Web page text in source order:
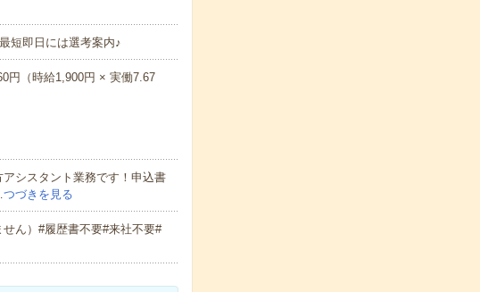
短即日には選考案内♪
（時給1,900円 × 実働7.67
シスタント業務です！申込書
つづきを見る
ん）#履歴書不要#来社不要#